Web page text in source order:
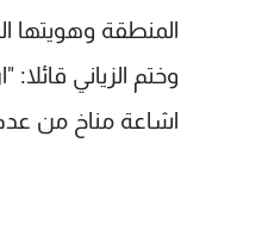
المنطقة وهويتها
وختم الزياني
اشاعة مناخ من عدم